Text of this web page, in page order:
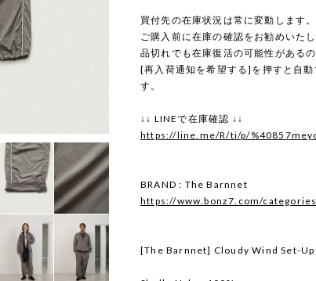
買付先の在庫状況は常に変動します。
ご購入前に在庫の確認をお勧めいたし
品切れでも在庫復活の可能性がある
[再入荷通知を希望する]を押すと自動
す。
↓↓ LINEで在庫確認 ↓↓
https://line.me/R/ti/p/
BRAND : The Barnnet
https://www.bonz7.com/
[The Barnnet] Cloudy Wind Set-Up